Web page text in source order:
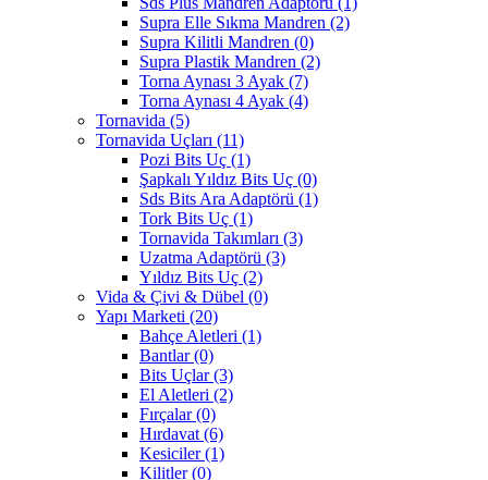
Supra Elle Sıkma Mandren (2)
Supra Kilitli Mandren (0)
Supra Plastik Mandren (2)
Torna Aynası 3 Ayak (7)
Torna Aynası 4 Ayak (4)
Tornavida (5)
Tornavida Uçları (11)
Pozi Bits Uç (1)
Şapkalı Yıldız Bits Uç (0)
Sds Bits Ara Adaptörü (1)
Tork Bits Uç (1)
Tornavida Takımları (3)
Uzatma Adaptörü (3)
Yıldız Bits Uç (2)
Vida & Çivi & Dübel (0)
Yapı Marketi (20)
Bahçe Aletleri (1)
Bantlar(0)
Bits Uçlar(3)
El Aletleri (2)
Fırçalar(0)
Hırdavat (6)
Kesiciler(1)
Kilitler(0)